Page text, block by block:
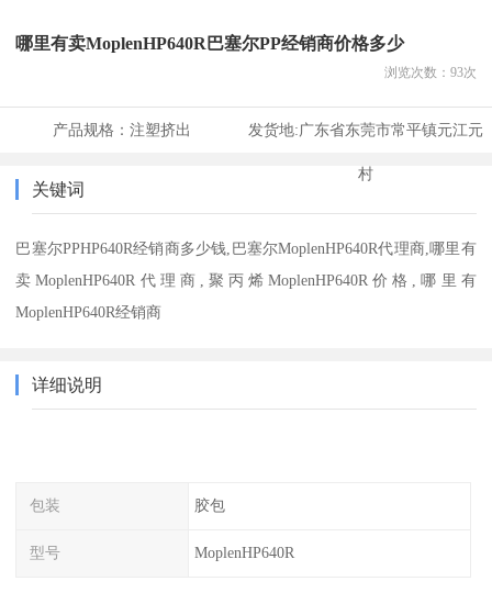
哪里有卖MoplenHP640R巴塞尔PP经销商价格多少
浏览次数： 93次
产品规格： 注塑挤出 发货地:广东省东莞市常平镇元江元
村
关键词
巴塞尔PPHP640R经销商多少钱,巴塞尔MoplenHP640R代理商,哪里有
卖MoplenHP640R代理商,聚丙烯MoplenHP640R价格,哪里有
MoplenHP640R经销商
详细说明
包装 胶包
型号 MoplenHP640R